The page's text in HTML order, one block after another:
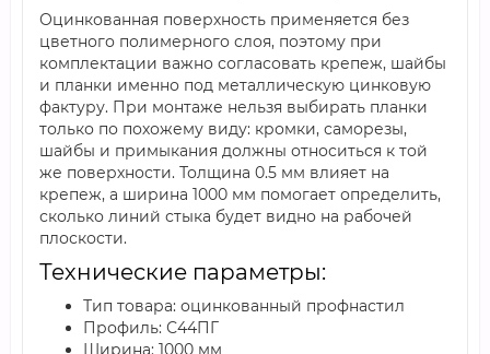
Оцинкованная поверхность применяется без
цветного полимерного слоя, поэтому при
комплектации важно согласовать крепеж, шайбы
и планки именно под металлическую цинковую
фактуру. При монтаже нельзя выбирать планки
только по похожему виду: кромки, саморезы,
шайбы и примыкания должны относиться к той
же поверхности. Толщина 0.5 мм влияет на
крепеж, а ширина 1000 мм помогает определить,
сколько линий стыка будет видно на рабочей
плоскости.
Технические параметры:
Тип товара: оцинкованный профнастил
Профиль: С44ПГ
Ширина: 1000 мм